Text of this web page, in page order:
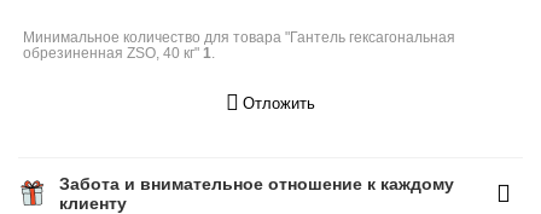
Минимальное количество для товара "Гантель гексагональная
обрезиненная ZSO, 40 кг"1.
Отложить
Забота и внимательное отношение к каждому
клиенту